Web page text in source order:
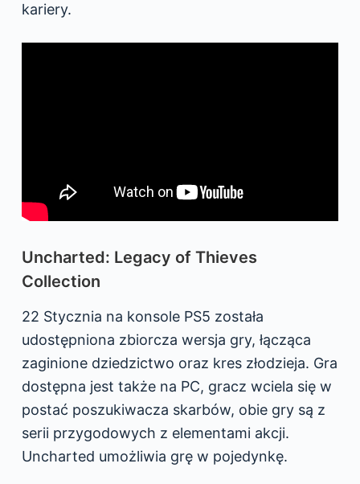
kariery.
Uncharted: Legacy of Thieves
Collection
22 Stycznia na konsole PS5 została
udostępniona zbiorcza wersja gry, łącząca
zaginione dziedzictwo oraz kres złodzieja. Gra
dostępna jest także na PC, gracz wciela się w
postać poszukiwacza skarbów, obie gry są z
serii przygodowych z elementami akcji.
Uncharted umożliwia grę w pojedynkę.